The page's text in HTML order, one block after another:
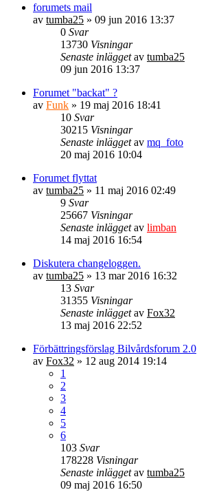
forumets mail
av tumba25 » 09 jun 2016 13:37
0 Svar
13730 Visningar
Senaste inläggetav tumba25
09 jun 2016 13:37
Forumet "backat" ?
av Funk » 19 maj 2016 18:41
10 Svar
30215 Visningar
Senaste inläggetav mq_foto
20 maj 2016 10:04
Forumet flyttat
av tumba25 » 11 maj 2016 02:49
9 Svar
25667 Visningar
Senaste inläggetav limban
14 maj 2016 16:54
Diskutera changeloggen.
av tumba25 » 13 mar 2016 16:32
13 Svar
31355 Visningar
Senaste inläggetav Fox32
13 maj 2016 22:52
Förbättringsförslag Bilvårdsforum 2.0
av Fox32 » 12 aug 2014 19:14
1
2
3
4
5
6
103 Svar
178228 Visningar
Senaste inläggetav tumba25
09 maj 2016 16:50